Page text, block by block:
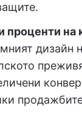
проценти на
дизайн